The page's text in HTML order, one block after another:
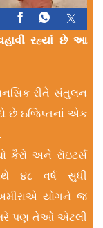
રહ્યાં છે આ
રીતે સંતુલન
છે ઇજિપ્તનાં એક
કૈરો અને રૉઇટર્સ
૪૮ વર્ષ સુધી
અમીરાએ યોગને જ
પણ તેઓ એટલી